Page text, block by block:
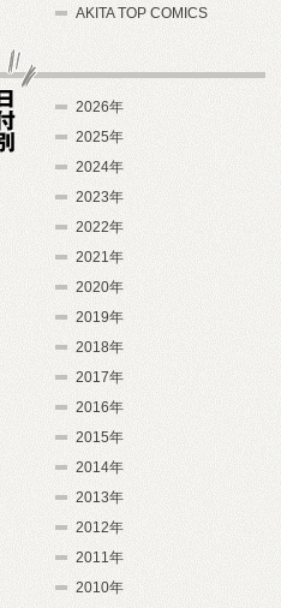
AKITA TOP COMICS
2026年
2025年
2024年
2023年
2022年
2021年
2020年
2019年
2018年
2017年
2016年
2015年
2014年
2013年
2012年
2011年
2010年